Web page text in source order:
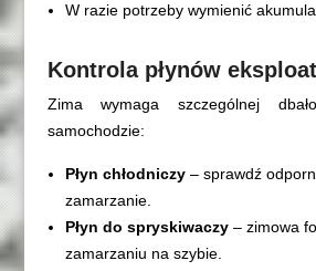
W razie potrzeby wymienić
Kontrola płynów
Zima wymaga szczególnej
samochodzie:
Płyn chłodniczy– sprawdź
zamarzanie.
Płyn do spryskiwaczy– zimowa
zamarzaniu na szybie.